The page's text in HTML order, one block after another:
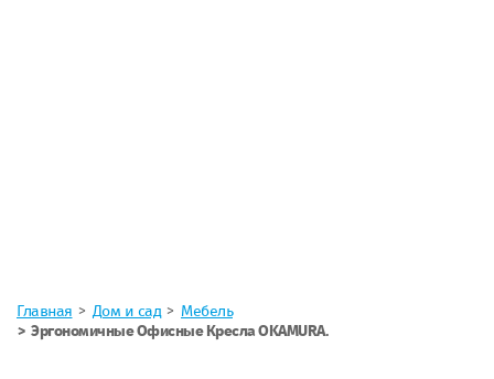
Главная Дом и сад
Мебель
Эргономичные Офисные Кресла OKAMURA.